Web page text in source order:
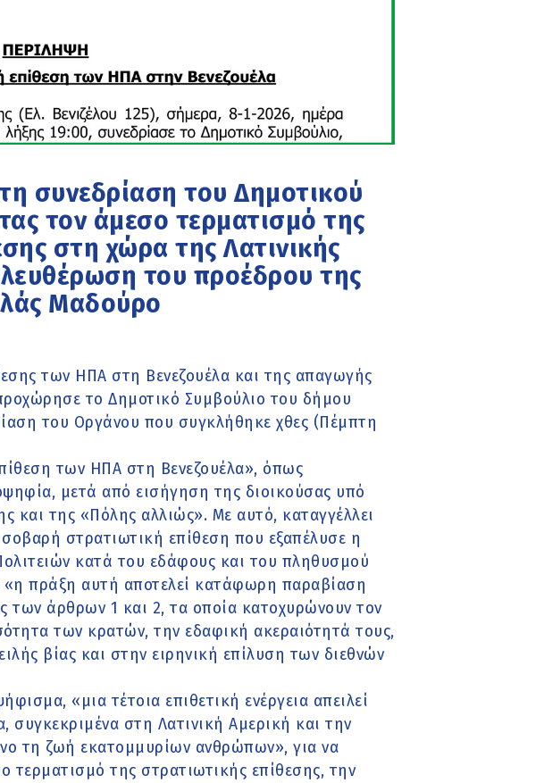
συνεδρίαση του Δημοτικού
τον άμεσο τερματισμό της
στη χώρα της Λατινικής
του προέδρου της
Μαδούρο
των ΗΠΑ στη Βενεζουέλα και της απαγωγής
το Δημοτικό Συμβούλιο του δήμου
του Οργάνου που συγκλήθηκε χθες (Πέμπτη
των ΗΠΑ στη Βενεζουέλα», όπως
μετά από εισήγηση της διοικούσας υπό
και της «Πόλης αλλιώς». Με αυτό, καταγγέλλει
στρατιωτική επίθεση που εξαπέλυσε η
κατά του εδάφους και του πληθυσμού
«η πράξη αυτή αποτελεί κατάφωρη παραβίαση
άρθρων 1 και 2, τα οποία κατοχυρώνουν τον
των κρατών, την εδαφική ακεραιότητά τους,
βίας και στην ειρηνική επίλυση των διεθνών
«μια τέτοια επιθετική ενέργεια απειλεί
συγκεκριμένα στη Λατινική Αμερική και την
τη ζωή εκατομμυρίων ανθρώπων», για να
τερματισμό της στρατιωτικής επίθεσης, την